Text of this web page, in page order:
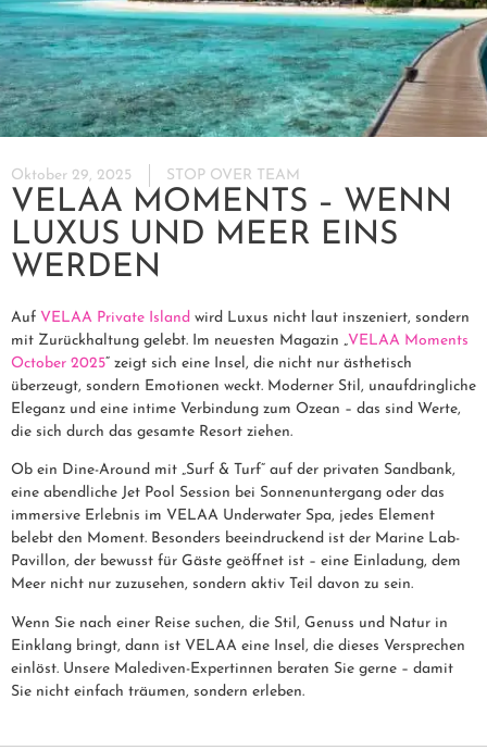
Oktober 29, 2025 STOP OVER TEAM
VELAA MOMENTS – WENN
LUXUS UND MEER EINS
WERDEN
Auf VELAA Private Island wird Luxus nicht laut inszeniert, sondern
mit Zurückhaltung gelebt. Im neuesten Magazin „VELAA Moments
October 2025“ zeigt sich eine Insel, die nicht nur ästhetisch
überzeugt, sondern Emotionen weckt. Moderner Stil, unaufdringliche
Eleganz und eine intime Verbindung zum Ozean – das sind Werte,
die sich durch das gesamte Resort ziehen.
Ob ein Dine-Around mit „Surf & Turf“ auf der privaten Sandbank,
eine abendliche Jet Pool Session bei Sonnenuntergang oder das
immersive Erlebnis im VELAA Underwater Spa, jedes Element
belebt den Moment. Besonders beeindruckend ist der Marine Lab-
Pavillon, der bewusst für Gäste geöffnet ist – eine Einladung, dem
Meer nicht nur zuzusehen, sondern aktiv Teil davon zu sein.
Wenn Sie nach einer Reise suchen, die Stil, Genuss und Natur in
Einklang bringt, dann ist VELAA eine Insel, die dieses Versprechen
einlöst. Unsere Malediven-Expertinnen beraten Sie gerne – damit
Sie nicht einfach träumen, sondern erleben.